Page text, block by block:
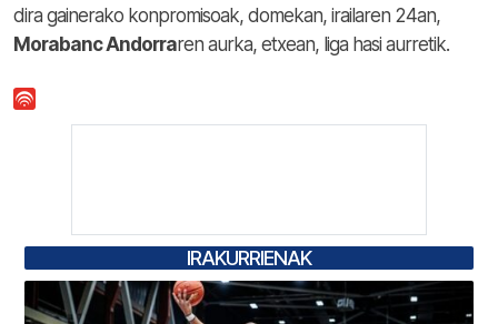
dira gainerako konpromisoak, domekan, irailaren 24an,
Morabanc Andorraren aurka, etxean, liga hasi aurretik.
IRAKURRIENAK